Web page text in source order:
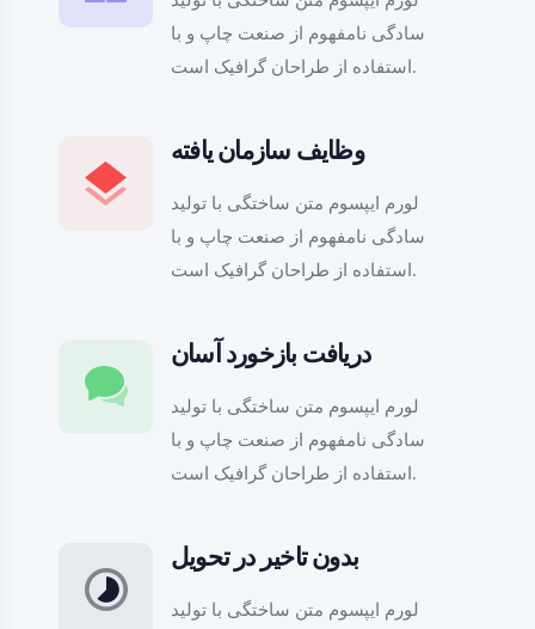
سادگی نامفهوم از صنعت چاپ و با
استفاده از طراحان گرافیک است.
وظایف سازمان یافته
لورم ایپسوم متن ساختگی با تولید
سادگی نامفهوم از صنعت چاپ و با
استفاده از طراحان گرافیک است.
دریافت بازخورد آسان
لورم ایپسوم متن ساختگی با تولید
سادگی نامفهوم از صنعت چاپ و با
استفاده از طراحان گرافیک است.
بدون تاخیر در تحویل
لورم ایپسوم متن ساختگی با تولید